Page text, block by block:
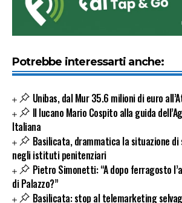
Potrebbe interessarti anche:
Unibas, dal Mur 35.6 milioni di euro
Il lucano Mario Cospito alla guida
Italiana
Basilicata, drammatica la situazione
negli istituti penitenziari
Pietro Simonetti: “A dopo ferragosto
di Palazzo?”
Basilicata: stop al telemarketing